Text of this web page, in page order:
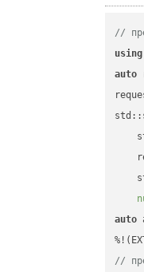
//
using
auto
auto
//